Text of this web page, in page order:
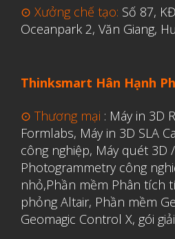
⊙ Xưởng chế tạo: Số 87,
Oceanpark 2, Văn Giang,
Thinksmart Hân Hạnh
⊙ Thương mại : Máy in 3D
Formlabs, Máy in 3D SLA
công nghiệp, Máy quét 3D
Photogrammetry công
nhỏ,Phần mềm Phân tích
phỏng Altair, Phần mềm
Geomagic Control X, gói